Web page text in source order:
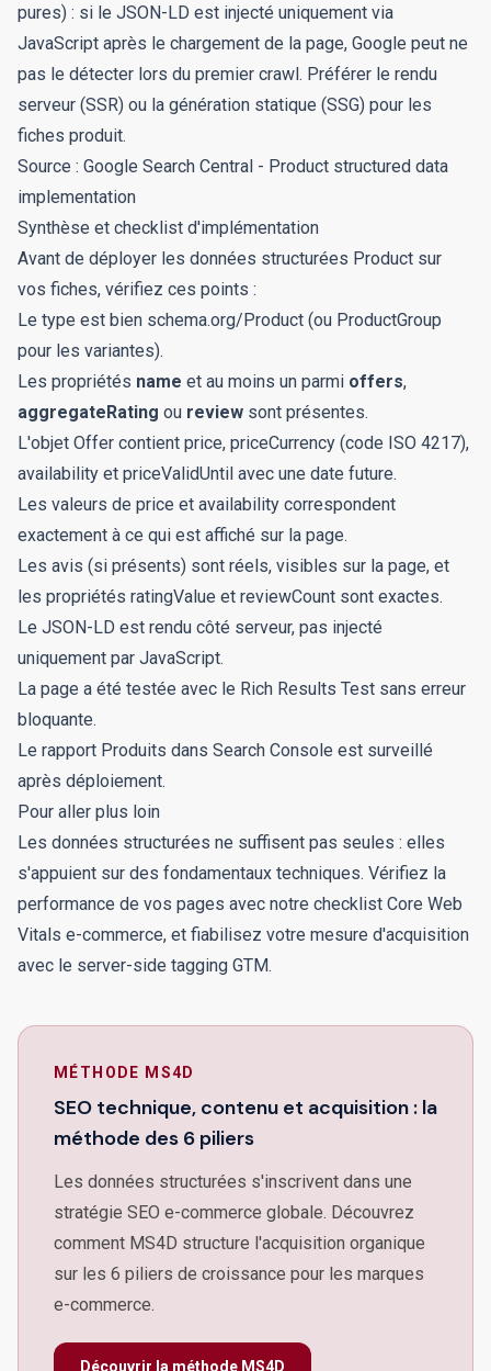
pures) : si le JSON-LD est injecté uniquement via
JavaScript après le chargement de la page, Google peut ne
pas le détecter lors du premier crawl. Préférer le rendu
serveur (SSR) ou la génération statique (SSG) pour les
fiches produit.
Source : Google Search Central - Product structured data
implementation
Synthèse et checklist d'implémentation
Avant de déployer les données structurées Product sur
vos fiches, vérifiez ces points :
Le type est bien schema.org/Product (ou ProductGroup
pour les variantes).
Les propriétés name et au moins un parmi offers,
aggregateRating ou review sont présentes.
L'objet Offer contient price, priceCurrency (code ISO 4217),
availability et priceValidUntil avec une date future.
Les valeurs de price et availability correspondent
exactement à ce qui est affiché sur la page.
Les avis (si présents) sont réels, visibles sur la page, et
les propriétés ratingValue et reviewCount sont exactes.
Le JSON-LD est rendu côté serveur, pas injecté
uniquement par JavaScript.
La page a été testée avec le Rich Results Test sans erreur
bloquante.
Le rapport Produits dans Search Console est surveillé
après déploiement.
Pour aller plus loin
Les données structurées ne suffisent pas seules : elles
s'appuient sur des fondamentaux techniques. Vérifiez la
performance de vos pages avec notre checklist Core Web
Vitals e-commerce, et fiabilisez votre mesure d'acquisition
avec le server-side tagging GTM.
MÉTHODE MS4D
SEO technique, contenu et acquisition : la
méthode des 6 piliers
Les données structurées s'inscrivent dans une
stratégie SEO e-commerce globale. Découvrez
comment MS4D structure l'acquisition organique
sur les 6 piliers de croissance pour les marques
e-commerce.
Découvrir la méthode MS4D